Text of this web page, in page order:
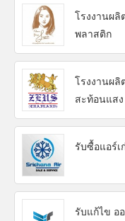
โรงงานผลิ
พลาสติก
โรงงานผลิ
สะท้อนแส
รับซื้อแอร์
รับแก้ไข อ